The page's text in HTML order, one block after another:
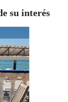
su interés